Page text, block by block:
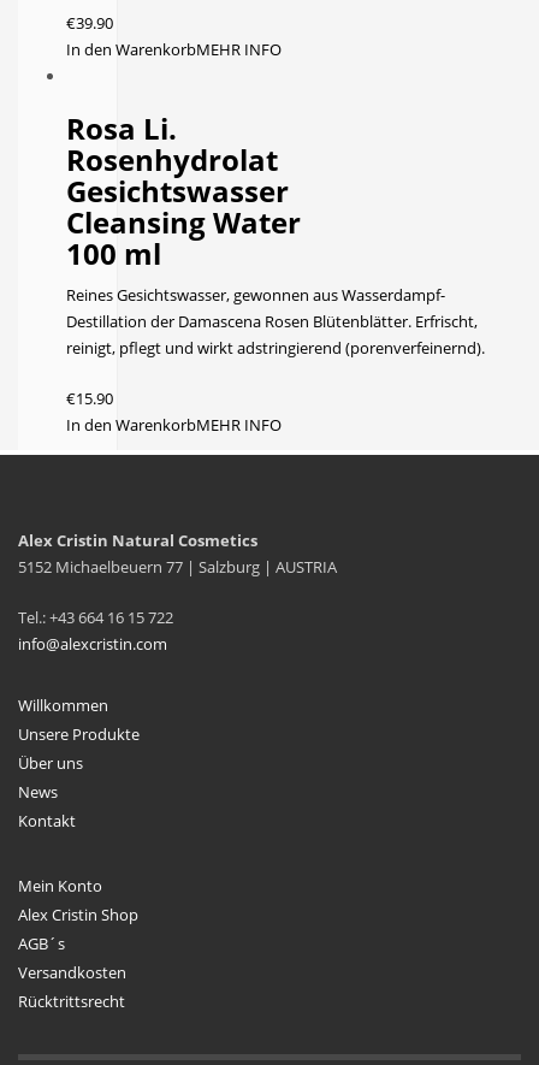
€39.90
In den WarenkorbMEHR INFO
Rosa Li.
Rosenhydrolat
Gesichtswasser
Cleansing Water
100 ml
Reines Gesichtswasser, gewonnen aus Wasserdampf-
Destillation der Damascena Rosen Blütenblätter. Erfrischt,
reinigt, pflegt und wirkt adstringierend (porenverfeinernd).
€15.90
In den WarenkorbMEHR INFO
Alex Cristin Natural Cosmetics
5152 Michaelbeuern 77 | Salzburg | AUSTRIA
Tel.: +43 664 16 15 722
info@alexcristin.com
Willkommen
Unsere Produkte
Über uns
News
Kontakt
Mein Konto
Alex Cristin Shop
AGB´s
Versandkosten
Rücktrittsrecht